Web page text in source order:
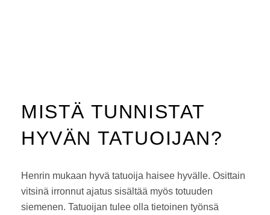
MISTÄ TUNNISTAT
HYVÄN TATUOIJAN?
Henrin mukaan hyvä tatuoija haisee hyvälle. Osittain
vitsinä irronnut ajatus sisältää myös totuuden
siemenen. Tatuoijan tulee olla tietoinen työnsä